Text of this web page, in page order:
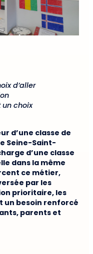
d’aller
un choix
d’une classe de
Seine-Saint-
d’une classe
dans la même
ce métier,
par les
prioritaire, les
un besoin renforcé
parents et